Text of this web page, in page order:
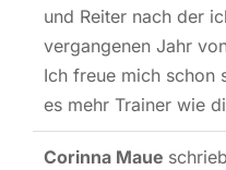
und Reiter nach der
vergangenen Jahr
Ich freue mich schon
es mehr Trainer wie
Corinna Maue